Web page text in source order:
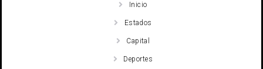
Inicio
Estados
Capital
Deportes